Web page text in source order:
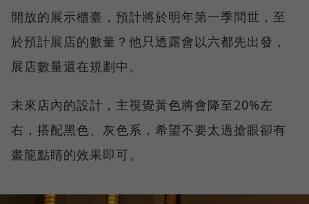
開放的展示櫃臺，預計將於明年第一季問世，至
於預計展店的數量？他只透露會以六都先出發，
展店數量還在規劃中。
未來店內的設計，主視覺黃色將會降至20%左
右，搭配黑色、灰色系，希望不要太過搶眼卻有
畫龍點睛的效果即可。